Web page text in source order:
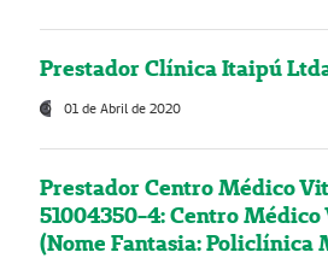
Prestador Clínica Itaipú
01 de Abril de 2020
Prestador Centro Médico
51004350-4: Centro
(Nome Fantasia: Policlínica